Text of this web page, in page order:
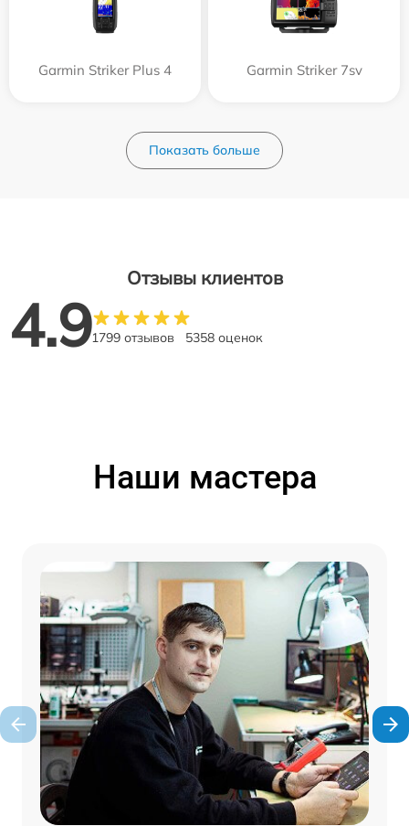
Garmin Striker Plus 4 Garmin Striker 7sv
Показать больше
Отзывы клиентов
4.91799 отзывов 5358 оценок
Наши мастера